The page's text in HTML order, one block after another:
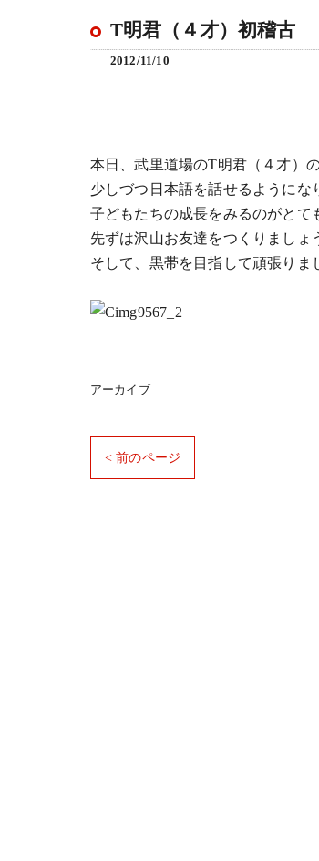
T明君（４才）初稽古
2012/11/10
本日、武里道場のT明君（４才）
少しづつ日本語を話せるようにな
子どもたちの成長をみるのがとて
先ずは沢山お友達をつくりましょ
そして、黒帯を目指して頑張りま
アーカイブ
< 前のページ